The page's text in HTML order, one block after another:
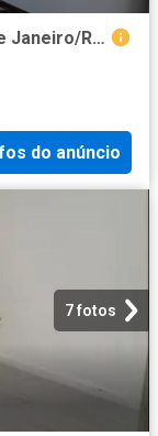
Apartamento para Locação em Rio de Janeiro/RJ Realengo 2 Quartos
do anúncio
7 fotos